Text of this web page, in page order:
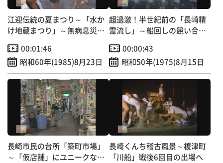
江迎伝統の夏まつり～「水か
け地蔵まつり」～無病息災、
00:01:46
昭和60年(1985)8月23日
超過激！半世紀前の「長崎精
霊流し」～船回しの競い合
00:00:43
昭和50年(1975)8月15日
長崎市民の台所「築町市場」
～「仮店舗」にユニークな七
長崎くんち稽古風景～榎津町
「川船」戦後6回目の出場へ